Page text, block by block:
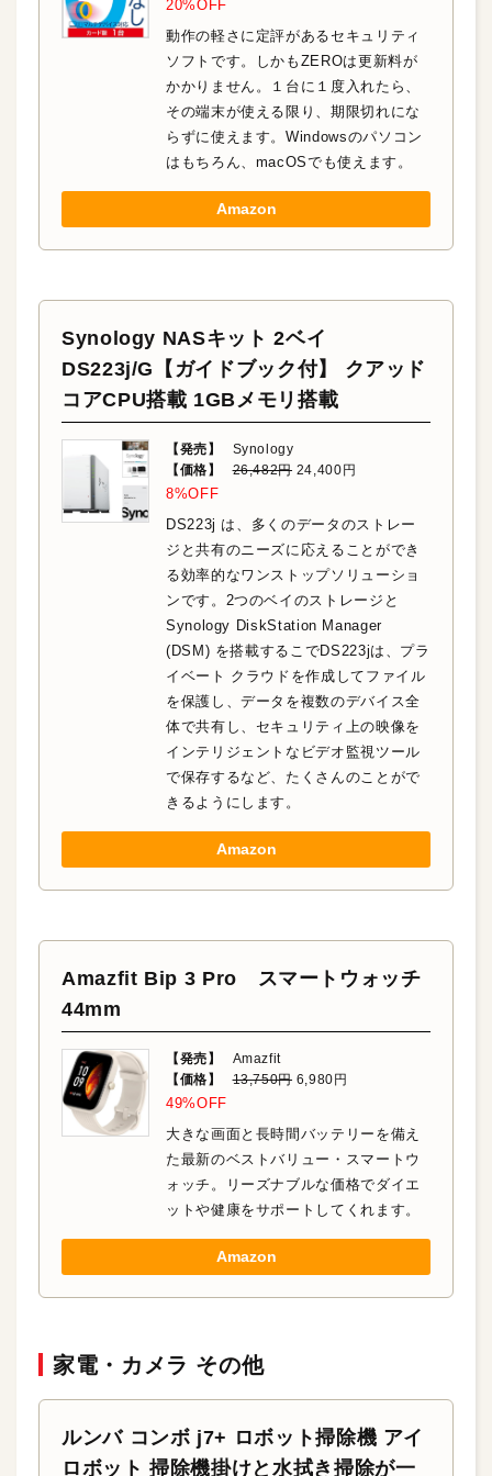
20%OFF
動作の軽さに定評があるセキュリティ
ソフトです。しかもZEROは更新料が
かかりません。１台に１度入れたら、
その端末が使える限り、期限切れにな
らずに使えます。Windowsのパソコン
はもちろん、macOSでも使えます。
Amazon
Synology NASキット 2ベイ
DS223j/G【ガイドブック付】 クアッド
コアCPU搭載 1GBメモリ搭載
【発売】
Synology
【価格】
26,482円 24,400円
8%OFF
DS223j は、多くのデータのストレー
ジと共有のニーズに応えることができ
る効率的なワンストップソリューショ
ンです。2つのベイのストレージと
Synology DiskStation Manager
(DSM) を搭載するこでDS223jは、プラ
イベート クラウドを作成してファイル
を保護し、データを複数のデバイス全
体で共有し、セキュリティ上の映像を
インテリジェントなビデオ監視ツール
で保存するなど、たくさんのことがで
きるようにします。
Amazon
Amazfit Bip 3 Pro スマートウォッチ
44mm
【発売】
Amazfit
【価格】
13,750円 6,980円
49%OFF
大きな画面と長時間バッテリーを備え
た最新のベストバリュー・スマートウ
ォッチ。リーズナブルな価格でダイエ
ットや健康をサポートしてくれます。
Amazon
家電・カメラ その他
ルンバ コンボ j7+ ロボット掃除機 アイ
ロボット 掃除機掛けと水拭き掃除が一